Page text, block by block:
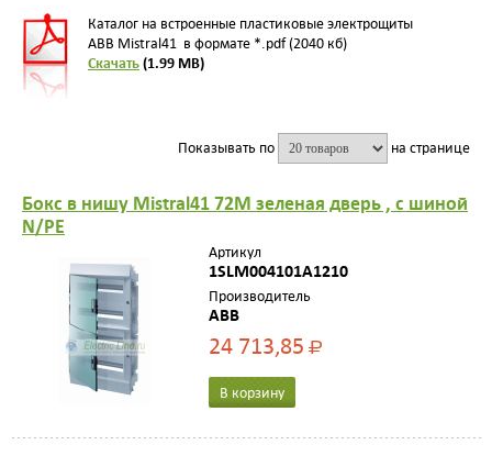
Каталог на встроенные пластиковые электрощиты
ABB Mistral41 в формате *.pdf (2040 кб)
Скачать(1.99 MB)
Показывать по на странице
Бокс в нишу Mistral41 72М зеленая дверь , с шиной
N/PE
Артикул
1SLM004101A1210
Производитель
ABB
24 713,85Р
В корзину